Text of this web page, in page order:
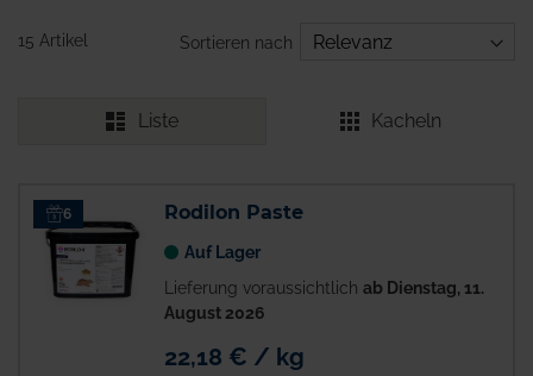
15 Artikel Sortieren nach
Liste Kacheln
6 Rodilon Paste
Auf Lager
Lieferung voraussichtlich ab Dienstag, 11.
August 2026
22,18 € / kg